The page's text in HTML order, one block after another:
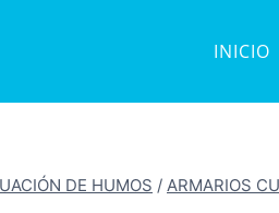
INICIO
DE HUMOS / ARMARIOS